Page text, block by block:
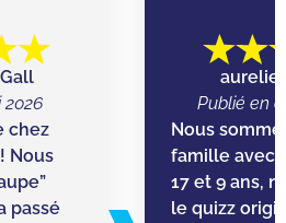
chez
Nous
passé
aurelie
Publié en
Nous
famille avec
17 et 9 ans,
le quizz